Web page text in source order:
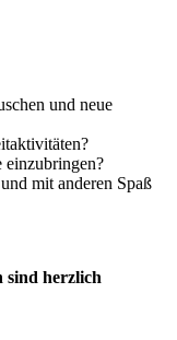
und neue
einzubringen?
mit anderen Spaß
sind herzlich